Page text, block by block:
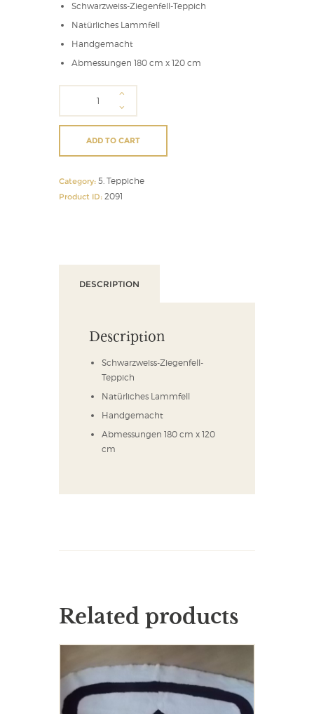
Schwarzweiss-Ziegenfell-Teppich
Natürliches Lammfell
Handgemacht
Abmessungen 180 cm x 120 cm
quantityADD TO CART
Category: 5. Teppiche
Product ID: 2091
DESCRIPTION
Description
Schwarzweiss-Ziegenfell-
Teppich
Natürliches Lammfell
Handgemacht
Abmessungen 180 cm x 120
cm
Related products